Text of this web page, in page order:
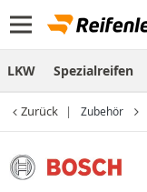
LKW Spezialreifen
Zurück Zubehör